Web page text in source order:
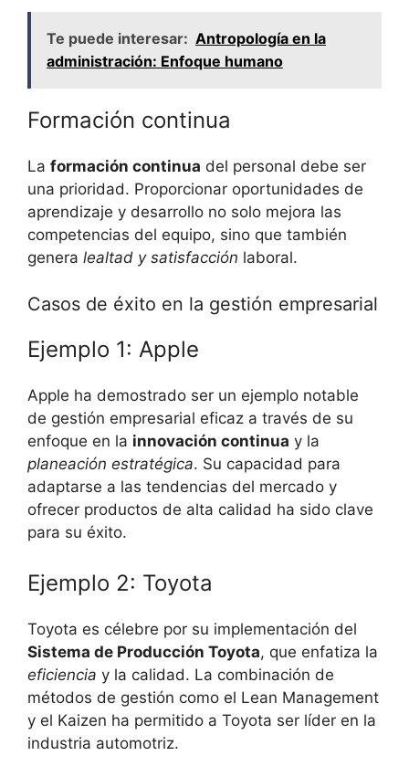
Te puede interesar: Antropología en la
administración: Enfoque humano
Formación continua
La formación continua del personal debe ser
una prioridad. Proporcionar oportunidades de
aprendizaje y desarrollo no solo mejora las
competencias del equipo, sino que también
genera lealtad y satisfacción laboral.
Casos de éxito en la gestión empresarial
Ejemplo 1: Apple
Apple ha demostrado ser un ejemplo notable
de gestión empresarial eficaz a través de su
enfoque en la innovación continua y la
planeación estratégica. Su capacidad para
adaptarse a las tendencias del mercado y
ofrecer productos de alta calidad ha sido clave
para su éxito.
Ejemplo 2: Toyota
Toyota es célebre por su implementación del
Sistema de Producción Toyota, que enfatiza la
eficiencia y la calidad. La combinación de
métodos de gestión como el Lean Management
y el Kaizen ha permitido a Toyota ser líder en la
industria automotriz.